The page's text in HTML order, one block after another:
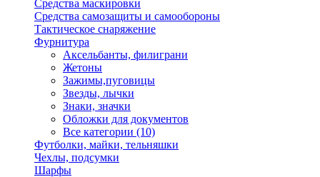
Средства маскировки
Средства самозащиты и самообороны
Тактическое снаряжение
Фурнитура
Аксельбанты, филиграни
Жетоны
Зажимы,пуговицы
Звезды, лычки
Знаки, значки
Обложки для документов
Все категории (10)
Футболки, майки, тельняшки
Чехлы, подсумки
Шарфы